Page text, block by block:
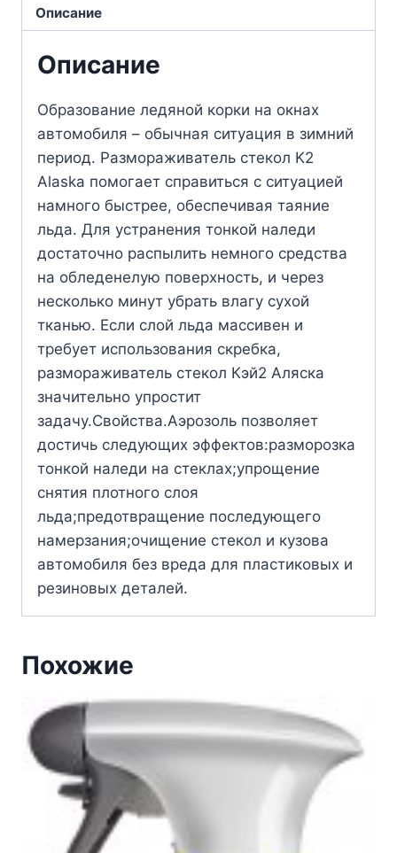
Описание
Описание
Образование ледяной корки на окнах
автомобиля – обычная ситуация в зимний
период. Размораживатель стекол K2
Alaska помогает справиться с ситуацией
намного быстрее, обеспечивая таяние
льда. Для устранения тонкой наледи
достаточно распылить немного средства
на обледенелую поверхность, и через
несколько минут убрать влагу сухой
тканью. Если слой льда массивен и
требует использования скребка,
размораживатель стекол Кэй2 Аляска
значительно упростит
задачу.Свойства.Аэрозоль позволяет
достичь следующих эффектов:разморозка
тонкой наледи на стеклах;упрощение
снятия плотного слоя
льда;предотвращение последующего
намерзания;очищение стекол и кузова
автомобиля без вреда для пластиковых и
резиновых деталей.
Похожие